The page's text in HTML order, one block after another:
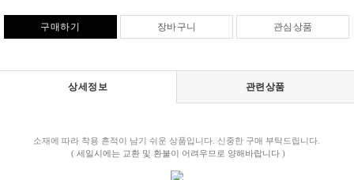
구매하기 장바구니 관심상품
상세정보 관련상품
소재에 따라 착용 흔적이 남기 쉬운 상품입니다. 신중한 구매 부탁드립니다.
( 세일시에는 교환 및 환불이 어려우므로 양해바랍니다 )